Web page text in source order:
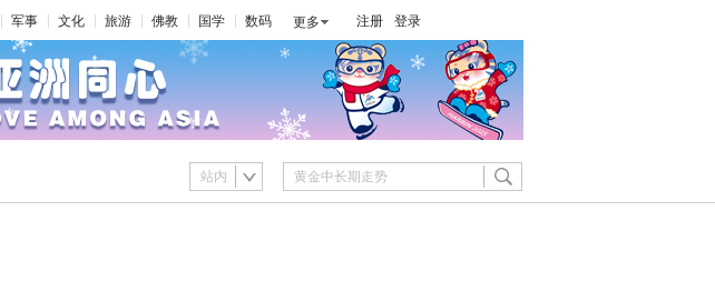
军事 文化 旅游 佛教 国学 数码 更多 注册 登录
站内